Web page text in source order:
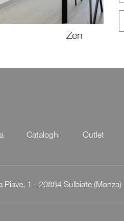
Zen
Cataloghi Outlet
Piave, 1 - 20884 Sulbiate (Monza)